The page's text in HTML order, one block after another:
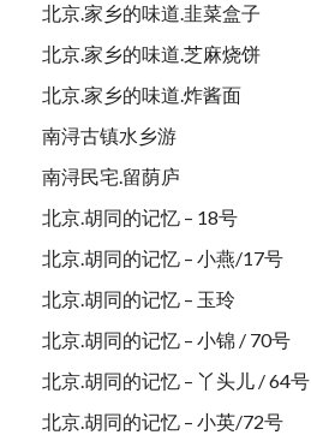
北京.家乡的味道.韭菜盒子
北京.家乡的味道.芝麻烧饼
北京.家乡的味道.炸酱面
南浔古镇水乡游
南浔民宅.留荫庐
北京.胡同的记忆 – 18号
北京.胡同的记忆 – 小燕/17号
北京.胡同的记忆 – 玉玲
北京.胡同的记忆 – 小锦 / 70号
北京.胡同的记忆 – 丫头儿 / 64号
北京.胡同的记忆 – 小英/72号